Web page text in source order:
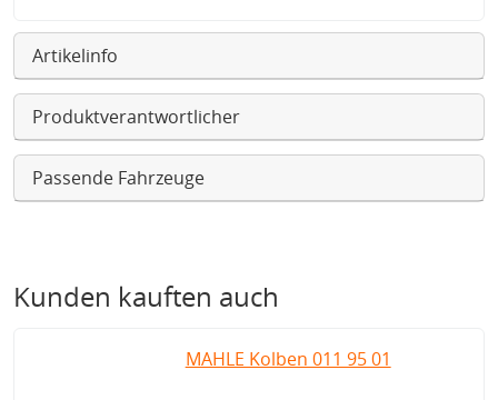
Artikelinfo
Produktverantwortlicher
Passende Fahrzeuge
Kunden kauften auch
MAHLE Kolben 011 95 01